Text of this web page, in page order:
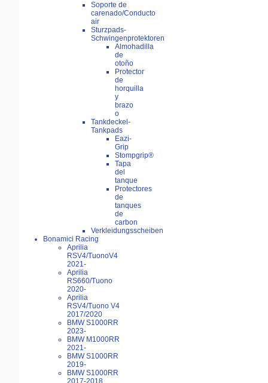
Soporte de
carenado/Conducto
air
Sturzpads-
Schwingenprotektoren
Almohadilla
de
otoño
Protector
de
horquilla
y
brazo
o
Tankdeckel-
Tankpads
Eazi-
Grip
Stompgrip®
Tapa
del
tanque
Protectores
de
tanques
de
carbon
Verkleidungsscheiben
Bonamici Racing
Aprilia
RSV4/TuonoV4
2021-
Aprilia
RS660/Tuono
2020-
Aprilia
RSV4/Tuono V4
2017/2020
BMW S1000RR
2023-
BMW M1000RR
2021-
BMW S1000RR
2019-
BMW S1000RR
2017-2018